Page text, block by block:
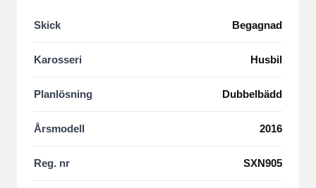
Skick Begagnad
Karosseri Husbil
Planlösning Dubbelbädd
Årsmodell 2016
Reg. nr SXN905